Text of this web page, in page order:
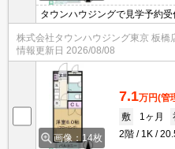
タウンハウジングで見学予約
きる設備仕様！駅前商業施設
株式会社タウンハウジング東京 板橋
情報更新日 2026/08/08
画像：14枚
7.1万円(管
敷
1ヶ月
2階
1K